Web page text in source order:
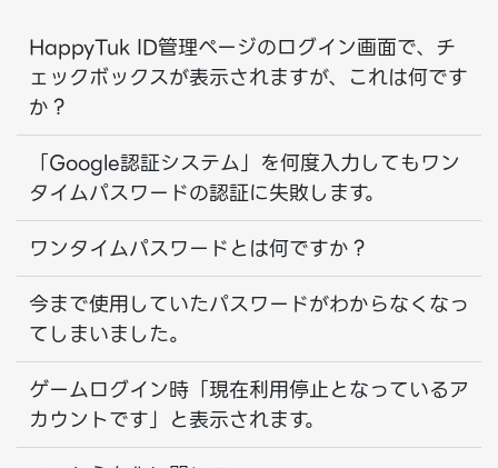
HappyTuk ID管理ページのログイン画面で、チ
ェックボックスが表示されますが、これは何です
か？
「Google認証システム」を何度入力してもワン
タイムパスワードの認証に失敗します。
ワンタイムパスワードとは何ですか？
今まで使用していたパスワードがわからなくなっ
てしまいました。
ゲームログイン時「現在利用停止となっているア
カウントです」と表示されます。